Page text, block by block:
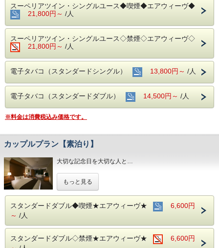
スーペリアツイン・シングルユース◆喫煙◆エアウィーヴ◆
21,800円～ /人
スーペリアツイン・シングルユース◇禁煙◇エアウィーヴ◇
21,800円～ /人
電子タバコ（スタンダードシングル） 13,800円～ /人
電子タバコ（スタンダードダブル） 14,500円～ /人
※料金は消費税込み価格です。
カップルプラン【素泊り】
大切な記念日を大切な人と…
■全室インターネット接続完備 ◎Ｗｉ－Ｆｉ接続無料◎
もっと見る
スタンダードダブル◆喫煙★エアウィーヴ★
6,600円
～ /人
スタンダードダブル◇禁煙★エアウィーヴ★
6,600円